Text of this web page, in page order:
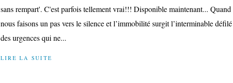
sans rempart'. C'est parfois tellement vrai!!! Disponible maintenant... Quand
nous faisons un pas vers le silence et l’immobilité surgit l’interminable défilé
des urgences qui ne...
LIRE LA SUITE